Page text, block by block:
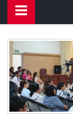
Concejo
Departamentos
Contáctenos
Macará
Cantón
Himno a Macará
Símbolos Patrios